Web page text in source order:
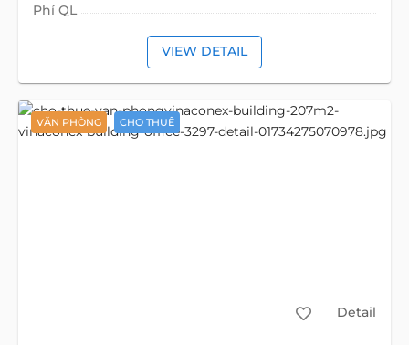
Phí QL
VIEW DETAIL
VĂN PHÒNG CHO THUÊ
Detail